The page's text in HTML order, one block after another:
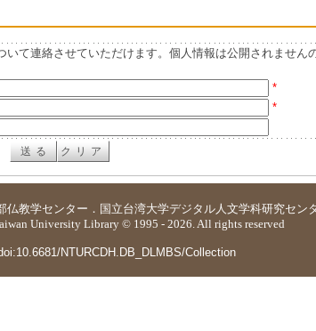
て連絡させていただけます。個人情報は公開されません
*
*
仏教学センター ． 国立台湾大学デジタル人文学科研究セン
University Library © 1995 - 2026. All rights reserved
NTURCDH.DB_DLMBS/Collection